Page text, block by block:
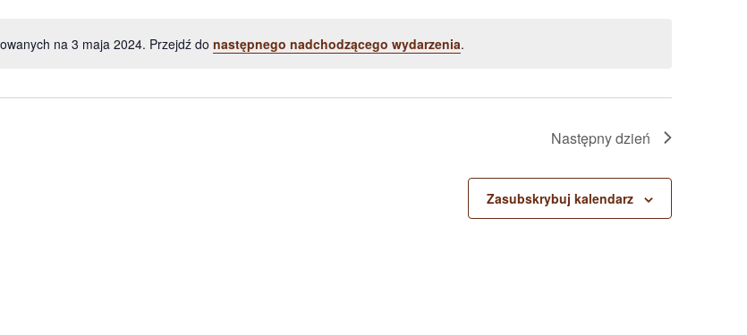
Powiadomienie
na 3 maja 2024. Przejdź do następnego nadchodzącego wydarzenia.
Następny dzień
Zasubskrybuj kalendarz